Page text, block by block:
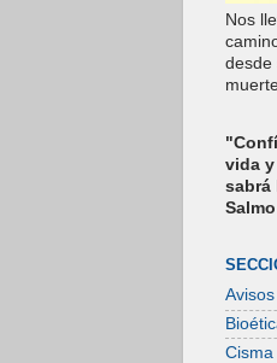
Nos
desde
vida y
sabrá
Avisos
Cisma